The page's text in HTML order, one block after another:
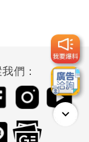
們：